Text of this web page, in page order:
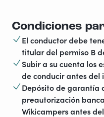
Condiciones
El conductor debe
titular del permiso B
Subir a su cuenta los
de conducir antes del
Depósito de garantía
preautorización
Wikicampers antes